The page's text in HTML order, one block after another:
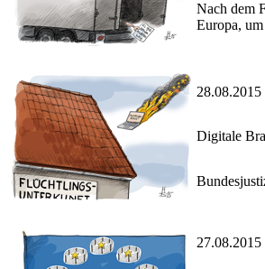
Nach dem
Europa,
28.08.2015
Digitale
27.08.2015